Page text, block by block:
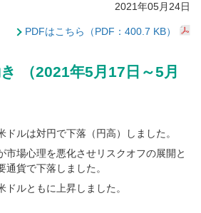
2021年05月24日
PDFはこちら（PDF：400.7 KB）
（2021年5月17日～5月
ドルは対円で下落（円高）しました。
市場心理を悪化させリスクオフの展開と
貨で下落しました。
ルともに上昇しました。